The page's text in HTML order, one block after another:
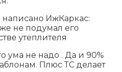
ИжКаркас:
не подумал его
утеплителя
ума не надо . Да и 90%
Плюс ТС делает